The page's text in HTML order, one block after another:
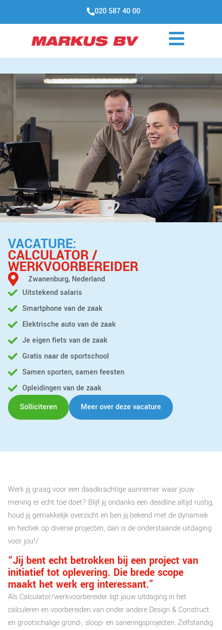
020 587 40 00
VACATURE:
CALCULATOR /
WERKVOORBEREIDER
Zwanenburg, Nederland
Uitstekend salaris
Smartphone van de zaak
Elektrische auto van de zaak
Je eigen fiets van de zaak
Gratis naar de sportschool
Samen sporten, samen feesten
Opleidingen van de zaak
Solliciteren
Meer over deze vacature
Werk jij graag voor een daadkrachtige aannemer waar jouw
mening er echt toe doet? Blijf jij ondanks een deadline altijd rustig,
houd jij gemakkelijk overzicht en ben jij bekend met de dynamiek
en hectiek op diverse projecten, dan is de onderstaande uitdaging
voor jou!/
“Jij bent echt betrokken bij een project van
initiatief tot oplevering. Die brede scope
maakt het werk erg interessant.”
Als Calculator/werkvoorbereider ligt jouw uitdaging in het
calculeren en voorbereiden van onder andere Design & Construct
en grootschalige grond-, sloop- en saneringsprojecten. Zelfstandig